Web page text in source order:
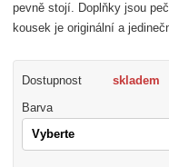
pevně stojí. Doplňky jsou
kousek je originální a
Dostupnost skladem
Barva